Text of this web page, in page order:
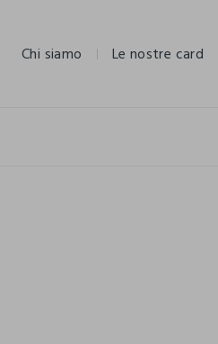
Chi siamo Le nostre card